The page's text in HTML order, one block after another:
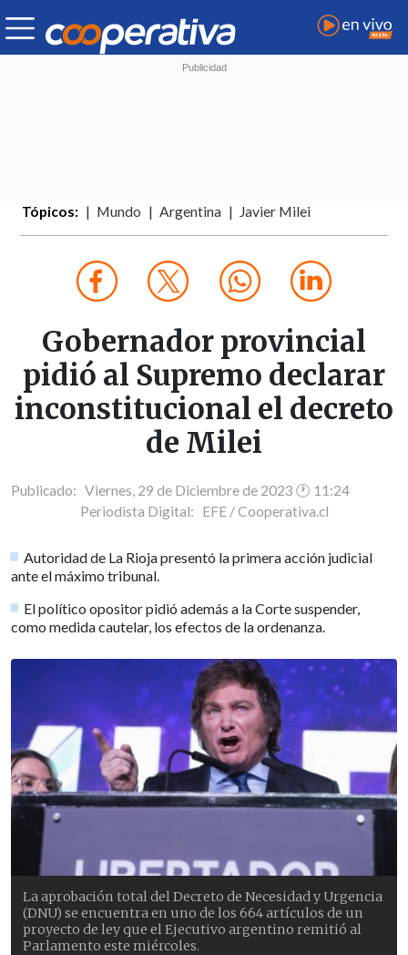
Tópicos: Mundo Argentina Javier Milei
Gobernador provincial
pidió al Supremo declarar
inconstitucional el decreto
de Milei
Publicado: Viernes, 29 de Diciembre de 2023 🕐 11:24
Periodista Digital: EFE / Cooperativa.cl
Autoridad de La Rioja presentó la primera acción judicial
ante el máximo tribunal.
El político opositor pidió además a la Corte suspender,
como medida cautelar, los efectos de la ordenanza.
La aprobación total del Decreto de Necesidad y Urgencia
(DNU) se encuentra en uno de los 664 artículos de un
proyecto de ley que el Ejecutivo argentino remitió al
Parlamento este miércoles.